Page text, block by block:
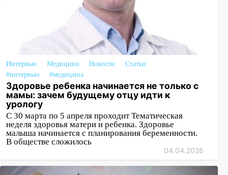
Интервью Медицина Новости
Статьи
#интервью
#медицина
Здоровье ребенка начинается не только с
мамы: зачем будущему отцу идти к
урологу
С 30 марта по 5 апреля проходит Тематическая
неделя здоровья матери и ребенка. Здоровье
малыша начинается с планирования беременности.
В обществе сложилось
04.04.2026